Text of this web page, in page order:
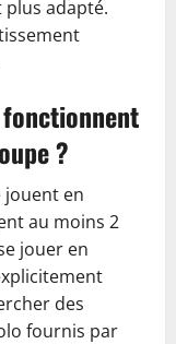
plus adapté.
fonctionnent
?
jouent en
au moins 2
jouer en
des
fournis par